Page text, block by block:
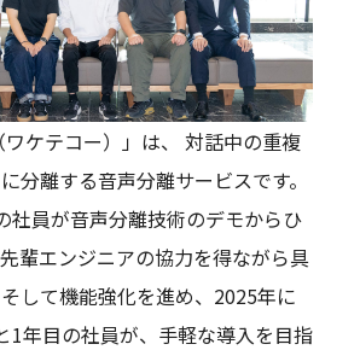
ワケテコー）」は、 対話中の重複
分離する音声分離サービスです。
社員が音声分離技術のデモからひ
輩エンジニアの協力を得ながら具
して機能強化を進め、2025年に
1年目の社員が、手軽な導入を目指